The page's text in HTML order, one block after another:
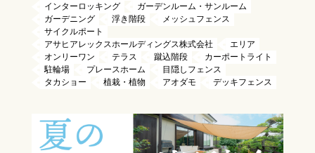
インターロッキング
ガーデンルーム・サンルーム
ガーデニング
浮き階段
メッシュフェンス
サイクルポート
アサヒアレックスホールディングス株式会社
エリア
オンリーワン
テラス 蹴込階段
カーポートライト
駐輪場
プレースホーム
目隠しフェンス
タカショー
植栽・植物 アオダモ デッキフェンス